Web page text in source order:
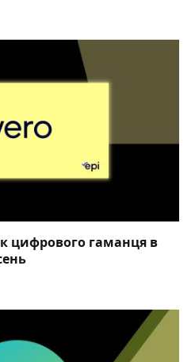
цифрового гаманця в